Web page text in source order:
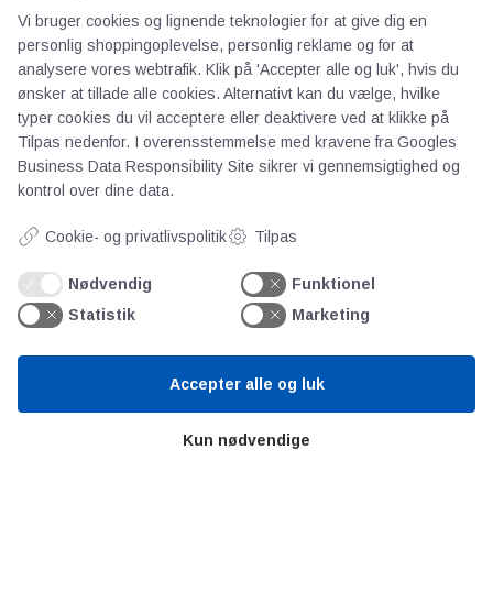
Priser
Kontakt
Persondata
Videncentre
Teknologisk Institut
Bitva
Litteratur
Forkortelser
Vi bruger cookies og lignende teknologier for at give dig en
personlig shoppingoplevelse, personlig reklame og for at
analysere vores webtrafik. Klik på 'Accepter alle og luk', hvis du
ønsker at tillade alle cookies. Alternativt kan du vælge, hvilke
typer cookies du vil acceptere eller deaktivere ved at klikke på
Tilpas nedenfor. I overensstemmelse med kravene fra Googles
Business Data Responsibility Site sikrer vi gennemsigtighed og
kontrol over dine data.
Cookie- og privatlivspolitik Tilpas
Nødvendig
Funktionel
Statistik
Marketing
Kun nødvendige
Accepter alle og luk